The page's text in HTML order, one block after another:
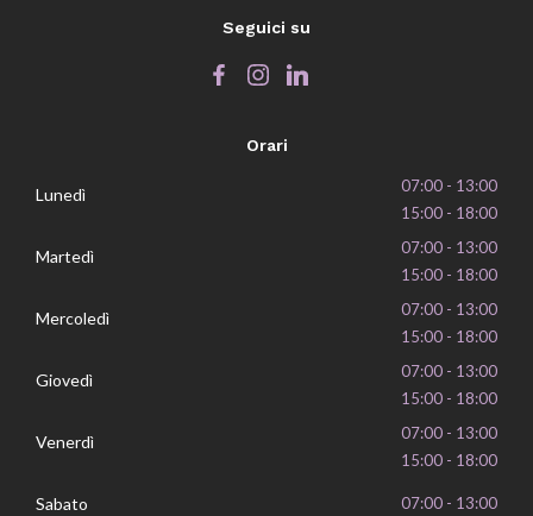
Seguici su
Orari
Lunedì
07:00 - 13:00
15:00 - 18:00
Martedì
07:00 - 13:00
15:00 - 18:00
Mercoledì
07:00 - 13:00
15:00 - 18:00
Giovedì
07:00 - 13:00
15:00 - 18:00
Venerdì
07:00 - 13:00
15:00 - 18:00
Sabato 07:00 - 13:00